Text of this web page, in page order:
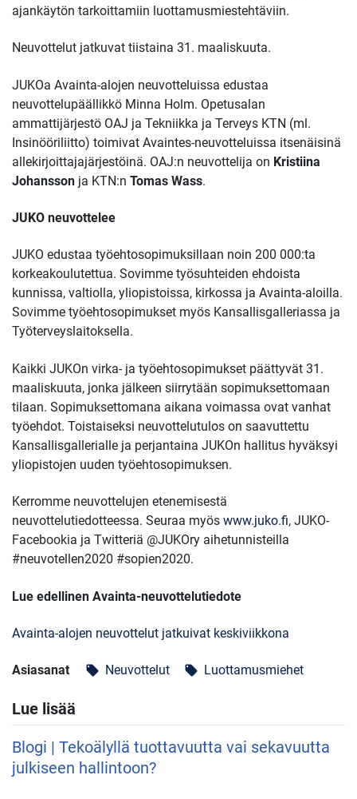
ajankäytön tarkoittamiin luottamusmiestehtäviin.
Neuvottelut jatkuvat tiistaina 31. maaliskuuta.
JUKOa Avainta-alojen neuvotteluissa edustaa
neuvottelupäällikkö Minna Holm. Opetusalan
ammattijärjestö OAJ ja Tekniikka ja Terveys KTN (ml.
Insinööriliitto) toimivat Avaintes-neuvotteluissa itsenäisinä
allekirjoittajajärjestöinä. OAJ:n neuvottelija on Kristiina
Johansson ja KTN:n Tomas Wass.
JUKO neuvottelee
JUKO edustaa työehtosopimuksillaan noin 200 000:ta
korkeakoulutettua. Sovimme työsuhteiden ehdoista
kunnissa, valtiolla, yliopistoissa, kirkossa ja Avainta-aloilla.
Sovimme työehtosopimukset myös Kansallisgalleriassa ja
Työterveyslaitoksella.
Kaikki JUKOn virka- ja työehtosopimukset päättyvät 31.
maaliskuuta, jonka jälkeen siirrytään sopimuksettomaan
tilaan. Sopimuksettomana aikana voimassa ovat vanhat
työehdot. Toistaiseksi neuvottelutulos on saavuttettu
Kansallisgallerialle ja perjantaina JUKOn hallitus hyväksyi
yliopistojen uuden työehtosopimuksen.
Kerromme neuvottelujen etenemisestä
neuvottelutiedotteessa. Seuraa myös www.juko.fi, JUKO-
Facebookia ja Twitteriä @JUKOry aihetunnisteilla
#neuvotellen2020 #sopien2020.
Lue edellinen Avainta-neuvottelutiedote
Avainta-alojen neuvottelut jatkuivat keskiviikkona
Asiasanat local_offer Neuvottelut local_offer Luottamusmiehet
Lue lisää
Blogi | Tekoälyllä tuottavuutta vai sekavuutta
julkiseen hallintoon?